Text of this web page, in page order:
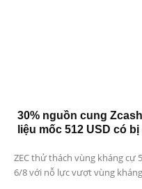
30% nguồn cung
liệu mốc 512 USD có
ZEC thử thách vùng kháng cự
6/8 với nỗ lực vượt vùng